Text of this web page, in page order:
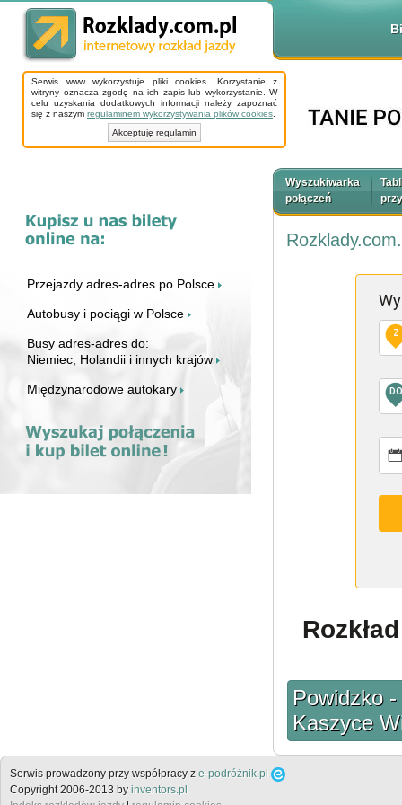
Serwis www wykorzystuje pliki cookies. Korzystanie z
witryny oznacza zgodę na ich zapis lub wykorzystanie. W
celu uzyskania dodatkowych informacji należy zapoznać
się z naszym regulaminem wykorzystywania plików cookies
Akceptuję regulamin
Przejazdy adres-adres po Polsce
Autobusy i pociągi w Polsce
Busy adres-adres do:
Niemiec, Holandii i innych krajów
Międzynarodowe autokary
Wyszukiwarka
połączeń
Z
DO
Powidzko
Kaszyce
Serwis prowadzony przy współpracy z e-podróżnik.pl
Copyright 2006-2013 by inventors.pl